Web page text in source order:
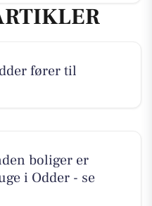
fører til
boliger er
i Odder - se